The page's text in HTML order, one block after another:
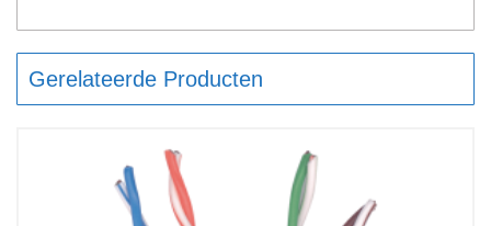
Gerelateerde Producten